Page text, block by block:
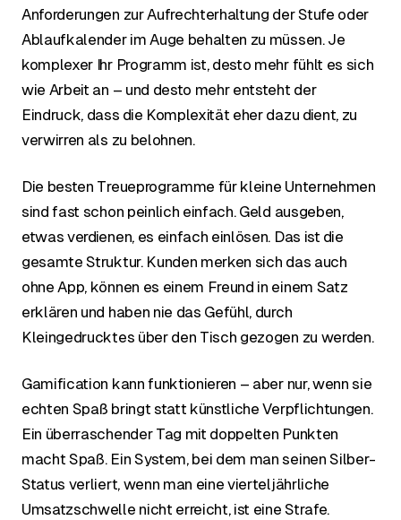
Anforderungen zur Aufrechterhaltung der Stufe oder
Ablaufkalender im Auge behalten zu müssen. Je
komplexer Ihr Programm ist, desto mehr fühlt es sich
wie Arbeit an – und desto mehr entsteht der
Eindruck, dass die Komplexität eher dazu dient, zu
verwirren als zu belohnen.
Die besten Treueprogramme für kleine Unternehmen
sind fast schon peinlich einfach. Geld ausgeben,
etwas verdienen, es einfach einlösen. Das ist die
gesamte Struktur. Kunden merken sich das auch
ohne App, können es einem Freund in einem Satz
erklären und haben nie das Gefühl, durch
Kleingedrucktes über den Tisch gezogen zu werden.
Gamification kann funktionieren – aber nur, wenn sie
echten Spaß bringt statt künstliche Verpflichtungen.
Ein überraschender Tag mit doppelten Punkten
macht Spaß. Ein System, bei dem man seinen Silber-
Status verliert, wenn man eine vierteljährliche
Umsatzschwelle nicht erreicht, ist eine Strafe.